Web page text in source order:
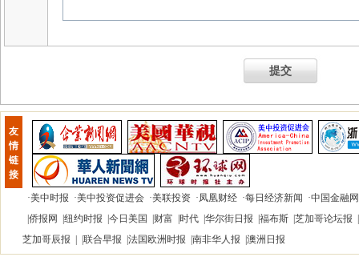
提交
友
情
链
接
·美中时报 ·美中投资促进会 ·美联投资 ·凤凰财经 ·每日经济新闻 ·中国金融网
侨报网 纽约时报 今日美国 财富 时代 华尔街日报 福布斯 芝加哥论坛报
芝加哥辰报
联合早报 法国欧洲时报 南非华人报 澳洲日报